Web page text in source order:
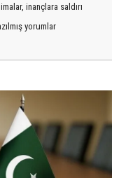
inançlara saldırı
yorumlar